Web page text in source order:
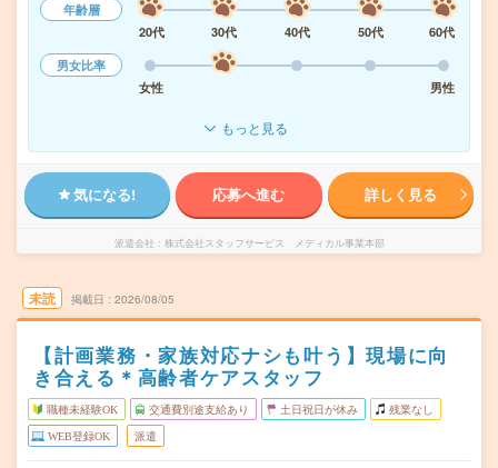
年齢層
20代
30代 40代 50代
60代
男女比率
女性
男性
もっと見る
気になる! 応募へ進む 詳しく見る
派遣会社 株式会社スタッフサービス メディカル事業本部
未読 掲載日 2026/08/05
【計画業務・家族対応ナシも叶う】現場に向
き合える＊高齢者ケアスタッフ
職種未経験OK 交通費別途支給あり 土日祝日が休み 残業なし
WEB登録OK 派遣